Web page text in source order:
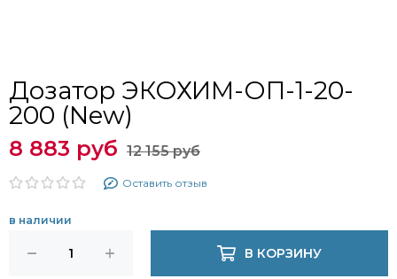
Дозатор ЭКОХИМ-ОП-1-20-
200 (New)
8 883 руб 12 155 руб
Оставить отзыв
в наличии
В КОРЗИНУ